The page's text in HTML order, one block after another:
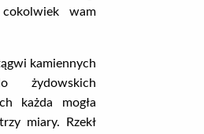
wam
kamiennych
żydowskich
każda mogła
miary. Rzekł